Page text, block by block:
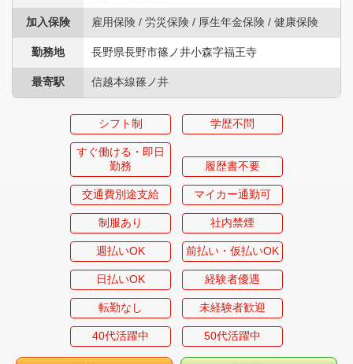
加入保険 雇用保険 / 労災保険 / 厚生年金保険 / 健康保険
勤務地 長野県長野市篠ノ井小森字福王寺
最寄駅 信越本線篠ノ井
シフト制 学歴不問
すぐ働ける・即日
勤務
履歴書不要
交通費別途支給 マイカー通勤可
制服あり 社内禁煙
週払いOK 前払い・仮払いOK
日払いOK 経験者優遇
転勤なし 未経験者歓迎
40代活躍中 50代活躍中